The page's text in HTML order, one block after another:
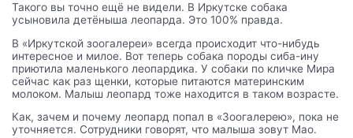
Такого вы точно ещё не видели. В Иркутске собака
усыновила детёныша леопарда. Это 100% правда.
В «Иркутской зоогалереи» всегда происходит что-нибудь
интересное и милое. Вот теперь собака породы сиба-ину
приютила маленького леопардика. У собаки по кличке Мира
сейчас как раз щенки, которые питаются материнским
молоком. Малыш леопард тоже находится в таком возрасте.
Как, зачем и почему леопард попал в «Зоогалерею», пока не
уточняется. Сотрудники говорят, что малыша зовут Мао.